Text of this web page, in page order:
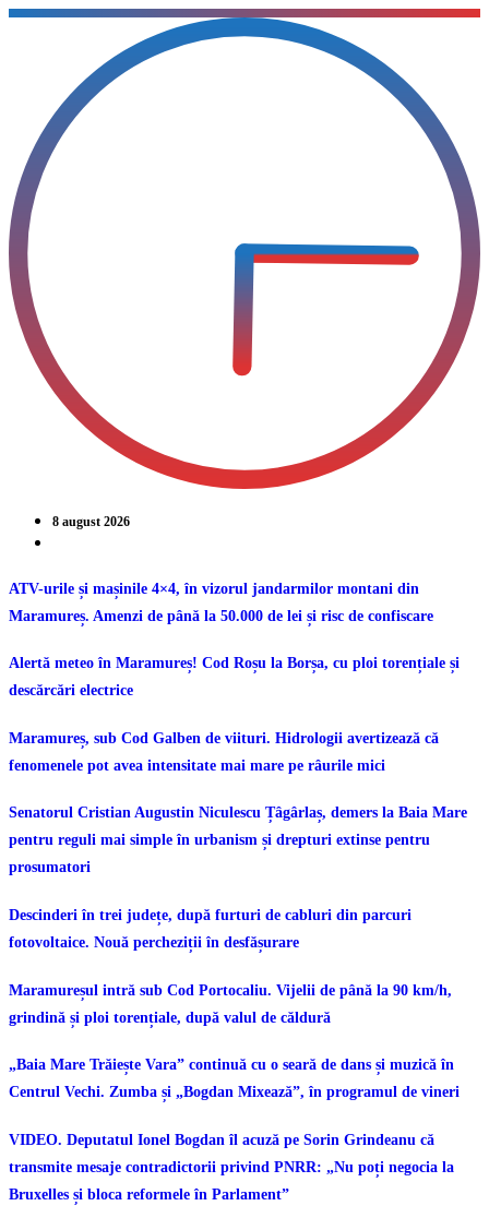
Sari
8 august 2026
ATV-urile și mașinile 4×4, în vizorul jandarmilor montani din
Maramureș. Amenzi de până la 50.000 de lei și risc de confiscare
Alertă meteo în Maramureș! Cod Roșu la Borșa, cu ploi torențiale și
descărcări electrice
Maramureș, sub Cod Galben de viituri. Hidrologii avertizează că
fenomenele pot avea intensitate mai mare pe râurile mici
Senatorul Cristian Augustin Niculescu Țâgârlaș, demers la Baia Mare
pentru reguli mai simple în urbanism și drepturi extinse pentru
prosumatori
Descinderi în trei județe, după furturi de cabluri din parcuri
fotovoltaice. Nouă percheziții în desfășurare
Maramureșul intră sub Cod Portocaliu. Vijelii de până la 90 km/h,
grindină și ploi torențiale, după valul de căldură
„Baia Mare Trăiește Vara” continuă cu o seară de dans și muzică în
Centrul Vechi. Zumba și „Bogdan Mixează”, în programul de vineri
VIDEO. Deputatul Ionel Bogdan îl acuză pe Sorin Grindeanu că
transmite mesaje contradictorii privind PNRR: „Nu poți negocia la
Bruxelles și bloca reformele în Parlament”